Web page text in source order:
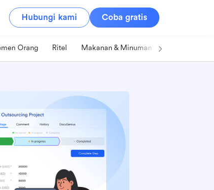
Hubungi kami Coba gratis
Orang Ritel Makanan & Minuman